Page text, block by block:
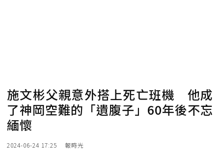
施文彬父親意外搭上死亡班機 他成
了神岡空難的「遺腹子」60年後不忘
緬懷
2024-06-24 17:25 報時光